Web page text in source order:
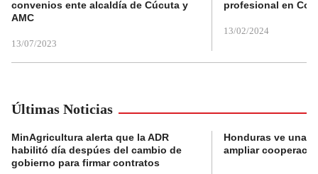
convenios ente alcaldía de Cúcuta y
AMC
13/07/2023
profesional en
13/02/2024
Últimas Noticias
MinAgricultura alerta que la ADR
habilitó día despúes del cambio de
gobierno para firmar contratos
Honduras ve una
ampliar